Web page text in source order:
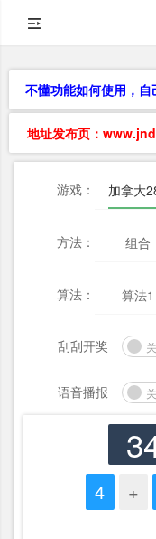
不懂功能如何使用，
地址发布页：
游戏： 加拿大
方法： 组合
算法： 算法1
刮刮开奖
语音播报
4 +